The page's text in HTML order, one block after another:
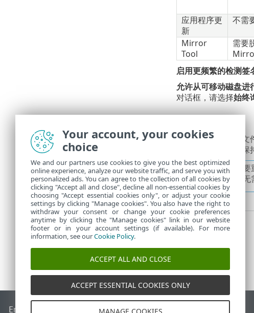
应用程序更
新
不需
Mirror
Tool
需要
启用更频繁的检测签
允许从可移动磁盘进
对话框，请选择始终
暂停特定更新配置文
是，建议您尽可能
自动更新需要
动服务器，无
End of Life ESET 论坛 ESET Status Portal
Your account, your cookies
choice
We and our partners use cookies to give you the best optimized
online experience, analyze our website traffic, and serve you with
personalized ads. You can agree to the collection of all cookies by
clicking "Accept all and close", decline all non-essential cookies by
choosing "Accept essential cookies only", or adjust your cookie
settings by clicking "Manage cookies". You also have the right to
withdraw your consent or change your cookie preferences
anytime by clicking the "Manage cookies" link in our website
footer or in your account settings (if available). For more
information, see ourCookie Policy.
ACCEPT ALL AND CLOSE
ACCEPT ESSENTIAL COOKIES ONLY